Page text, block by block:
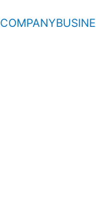
COMPANY